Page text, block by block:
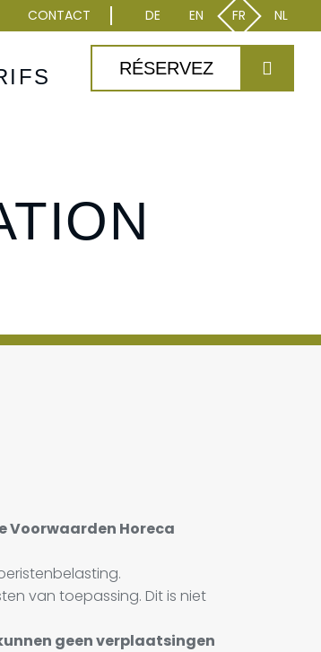
CONTACT DE EN FR NL
RÉSERVEZ
Voorwaarden Horeca
van toepassing. Dit is niet
geen verplaatsingen